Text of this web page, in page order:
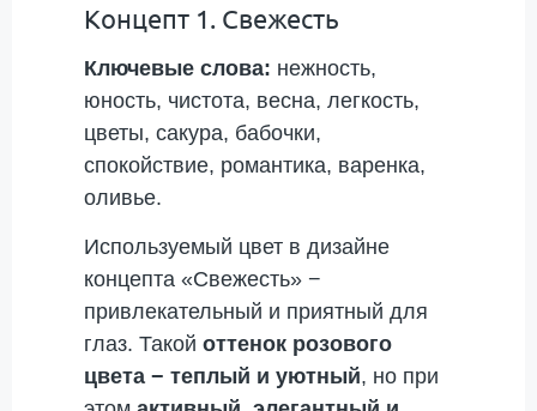
Концепт 1. Свежесть
Ключевые слова: нежность,
юность, чистота, весна, легкость,
цветы, сакура, бабочки,
спокойствие, романтика, варенка,
оливье.
Используемый цвет в дизайне
концепта «Свежесть» −
привлекательный и приятный для
глаз. Такой оттенок розового
цвета − теплый и уютный, но при